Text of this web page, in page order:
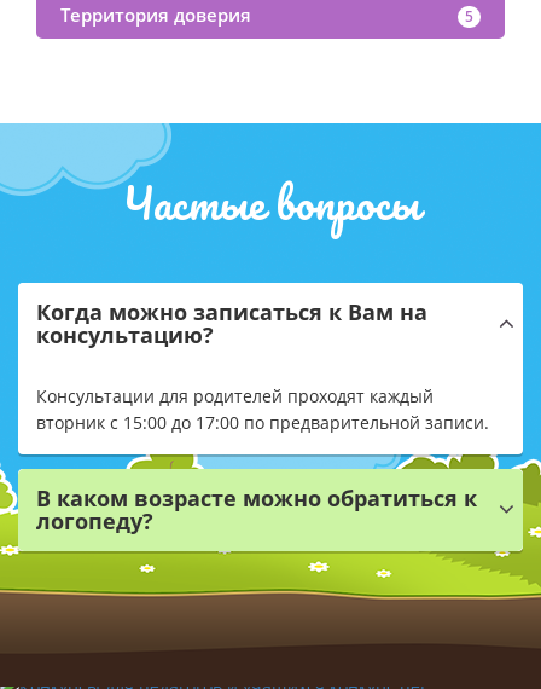
Территория доверия 5
Частые вопросы
Когда можно записаться к Вам на
консультацию?
Консультации для родителей проходят каждый
вторник с 15:00 до 17:00 по предварительной записи.
В каком возрасте можно обратиться к
логопеду?